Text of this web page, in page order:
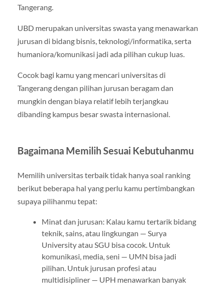
Tangerang.
UBD merupakan universitas swasta yang menawarkan
jurusan di bidang bisnis, teknologi/informatika, serta
humaniora/komunikasi jadi ada pilihan cukup luas.
Cocok bagi kamu yang mencari universitas di
Tangerang dengan pilihan jurusan beragam dan
mungkin dengan biaya relatif lebih terjangkau
dibanding kampus besar swasta internasional.
Bagaimana Memilih Sesuai Kebutuhanmu
Memilih universitas terbaik tidak hanya soal ranking
berikut beberapa hal yang perlu kamu pertimbangkan
supaya pilihanmu tepat:
Minat dan jurusan: Kalau kamu tertarik bidang
teknik, sains, atau lingkungan — Surya
University atau SGU bisa cocok. Untuk
komunikasi, media, seni — UMN bisa jadi
pilihan. Untuk jurusan profesi atau
multidisipliner — UPH menawarkan banyak